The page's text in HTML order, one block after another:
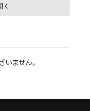
く
いません。